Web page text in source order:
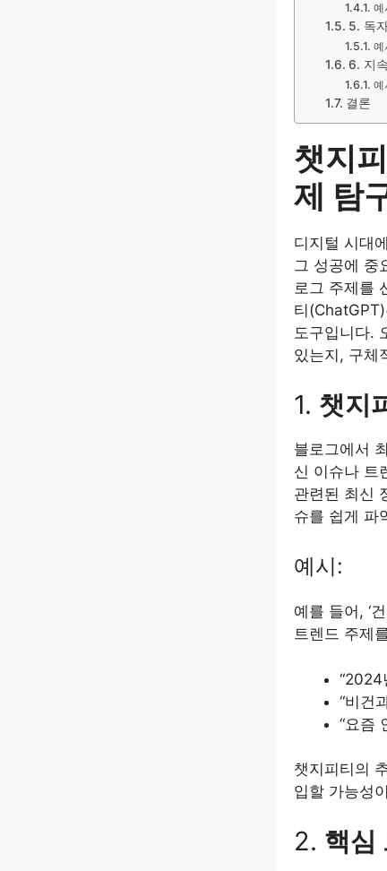
예
5. 독
예
6. 지
예
결론
챗지
제 탐
디지털 시대
그 성공에 중
로그 주제를
티
도구입니다.
있는지, 구체
1. 챗지
블로그에서
신 이슈나 트
관련된 최신
슈를 쉽게 파
예시:
예를 들어, ‘
트렌드 주제
“2024
“비건
“요즘
챗지피티의
입할 가능성
2. 핵심